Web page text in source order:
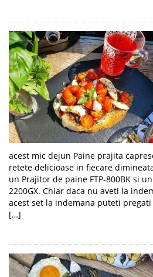
acest mic dejun Paine prajita
retete delicioase in fiecare
un Prajitor de paine FTP-800BK si
2200GX. Chiar daca nu aveti la
acest set la indemana puteti
[…]